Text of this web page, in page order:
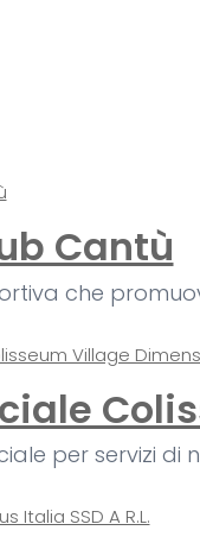
Cantù
che
per servizi di